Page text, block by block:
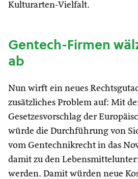
Kulturarten-Vielfalt.
Gentech-Firmen
ab
Nun wirft ein neues
zusätzliches Problem auf: Mit
Gesetzesvorschlag der
würde die Durchführung von
vom Gentechnikrecht in das
damit zu den
werden. Damit würden neue